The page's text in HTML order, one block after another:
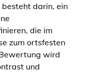
darin, ein
die im
zum ortsfesten
wird
und